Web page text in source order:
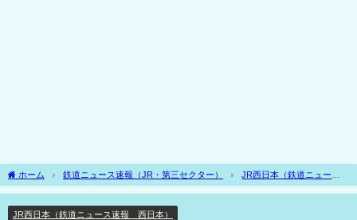
ホーム 鉄道ニュース速報（JR・第三セクター）
JR西日本（鉄道ニュース
速報 西日本）
ご酒印⁇D51の特別運行で盛り上がるプレDC！『万福の旅 おい
JR西日本（鉄道ニュース速報 西日本）